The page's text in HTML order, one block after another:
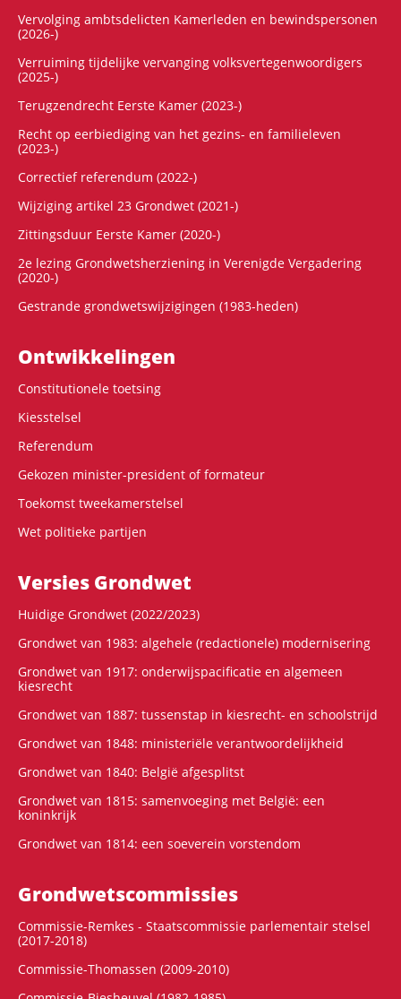
Vervolging ambtsdelicten Kamerleden en bewindspersonen
(2026-)
Verruiming tijdelijke vervanging volksvertegenwoordigers
(2025-)
Terugzendrecht Eerste Kamer (2023-)
Recht op eerbiediging van het gezins- en familieleven
(2023-)
Correctief referendum (2022-)
Wijziging artikel 23 Grondwet (2021-)
Zittingsduur Eerste Kamer (2020-)
2e lezing Grondwetsherziening in Verenigde Vergadering
(2020-)
Gestrande grondwetswijzigingen (1983-heden)
Ontwikke­lingen
Constitutionele toetsing
Kiesstelsel
Referendum
Gekozen minister-president of formateur
Toekomst tweekamerstelsel
Wet politieke partijen
Versies Grondwet
Huidige Grondwet (2022/2023)
Grondwet van 1983: algehele (redactionele) modernisering
Grondwet van 1917: onderwijspacificatie en algemeen
kiesrecht
Grondwet van 1887: tussenstap in kiesrecht- en schoolstrijd
Grondwet van 1848: ministeriële verantwoordelijkheid
Grondwet van 1840: België afgesplitst
Grondwet van 1815: samenvoeging met België: een
koninkrijk
Grondwet van 1814: een soeverein vorstendom
Grondwets­commissies
Commissie-Remkes - Staatscommissie parlementair stelsel
(2017-2018)
Commissie-Thomassen (2009-2010)